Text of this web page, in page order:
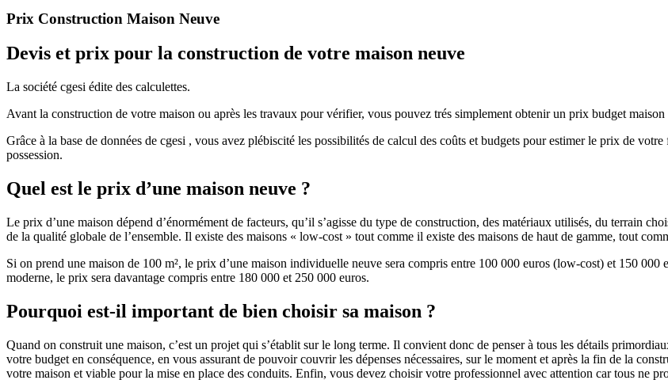
Prix Construction Maison Neuve
Devis et prix pour la construction de votre maison neuve
La société cgesi édite des calculettes.
Avant la construction de votre maison ou après les travaux pour vérifier, vous pouvez trés simplement obtenir un prix budget
Grâce à la base de données de cgesi , vous avez plébiscité les possibilités de calcul des coûts et budgets pour estimer le prix de
possession.
Quel est le prix d’une maison neuve ?
Le prix d’une maison dépend d’énormément de facteurs, qu’il s’agisse du type de construction, des matériaux utilisés, du terrain
de la qualité globale de l’ensemble. Il existe des maisons « low-cost » tout comme il existe des maisons de haut de gamme, tout
Si on prend une maison de 100 m², le prix d’une maison individuelle neuve sera compris entre 100 000 euros (low-cost) et 150
moderne, le prix sera davantage compris entre 180 000 et 250 000 euros.
Pourquoi est-il important de bien choisir sa maison ?
Quand on construit une maison, c’est un projet qui s’établit sur le long terme. Il convient donc de penser à tous les détails
votre budget en conséquence, en vous assurant de pouvoir couvrir les dépenses nécessaires, sur le moment et après la fin de la
votre maison et viable pour la mise en place des conduits. Enfin, vous devez choisir votre professionnel avec attention car tous ne